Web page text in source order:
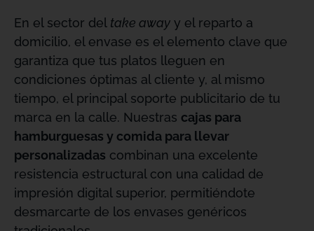
En el sector del take away y el reparto a
domicilio, el envase es el elemento clave que
garantiza que tus platos lleguen en
condiciones óptimas al cliente y, al mismo
tiempo, el principal soporte publicitario de tu
marca en la calle. Nuestras cajas para
hamburguesas y comida para llevar
personalizadas combinan una excelente
resistencia estructural con una calidad de
impresión digital superior, permitiéndote
desmarcarte de los envases genéricos